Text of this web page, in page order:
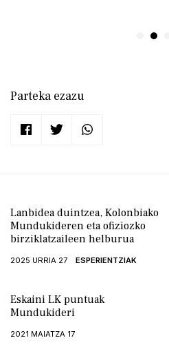
Parteka ezazu
Lanbidea duintzea, Kolonbiako
Mundukideren eta ofiziozko
birziklatzaileen helburua
2025 URRIA 27 ESPERIENTZIAK
Eskaini LK puntuak
Mundukideri
2021 MAIATZA 17